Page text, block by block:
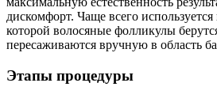
дискомфорт. Чаще всего
которой волосяные фолликулы
пересаживаются вручную в область
Этапы процедуры